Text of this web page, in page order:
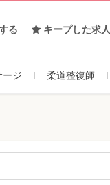
る キープした求人
ージ 柔道整復師